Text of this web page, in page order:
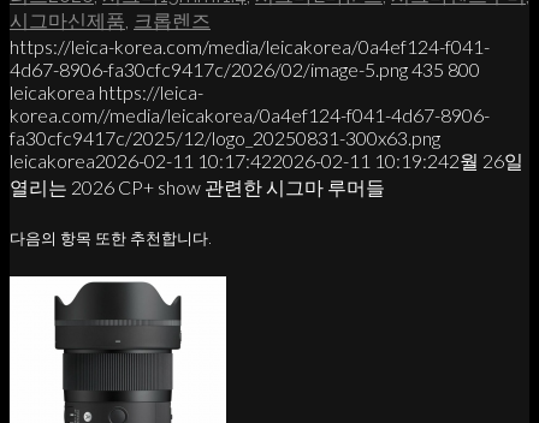
시그마신제품, 크롭렌즈
https://leica-korea.com/media/leicakorea/0a4ef124-f041-
4d67-8906-fa30cfc9417c/2026/02/image-5.png435 800
leicakorea https://leica-
korea.com//media/leicakorea/0a4ef124-f041-4d67-8906-
fa30cfc9417c/2025/12/logo_20250831-300x63.png
leicakorea2026-02-11 10:17:422026-02-11 10:19:242월 26일
열리는 2026 CP+ show 관련한 시그마 루머들
다음의 항목 또한 추천합니다.